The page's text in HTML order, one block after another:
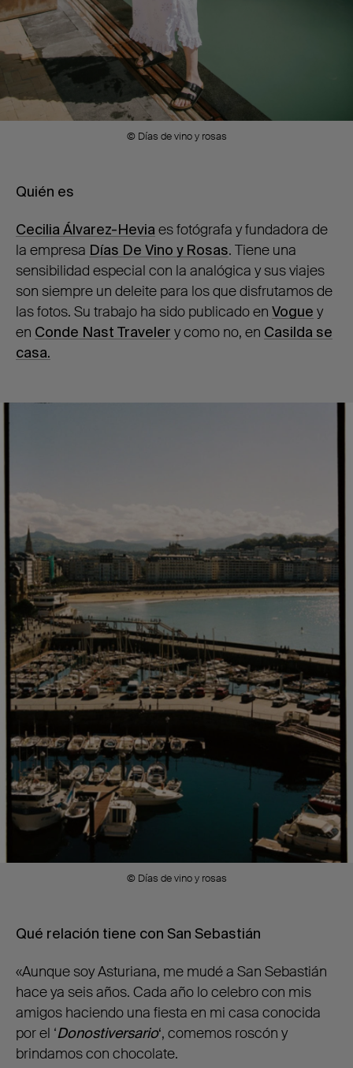
© Días de vino y rosas
Quién es
Cecilia Álvarez-Hevia es fotógrafa y fundadora de
la empresa Días De Vino y Rosas. Tiene una
sensibilidad especial con la analógica y sus viajes
son siempre un deleite para los que disfrutamos de
las fotos. Su trabajo ha sido publicado en Vogue y
en Conde Nast Traveler y como no, en Casilda se
casa.
© Días de vino y rosas
Qué relación tiene con San Sebastián
«Aunque soy Asturiana, me mudé a San Sebastián
hace ya seis años. Cada año lo celebro con mis
amigos haciendo una fiesta en mi casa conocida
por el ‘Donostiversario‘, comemos roscón y
brindamos con chocolate.